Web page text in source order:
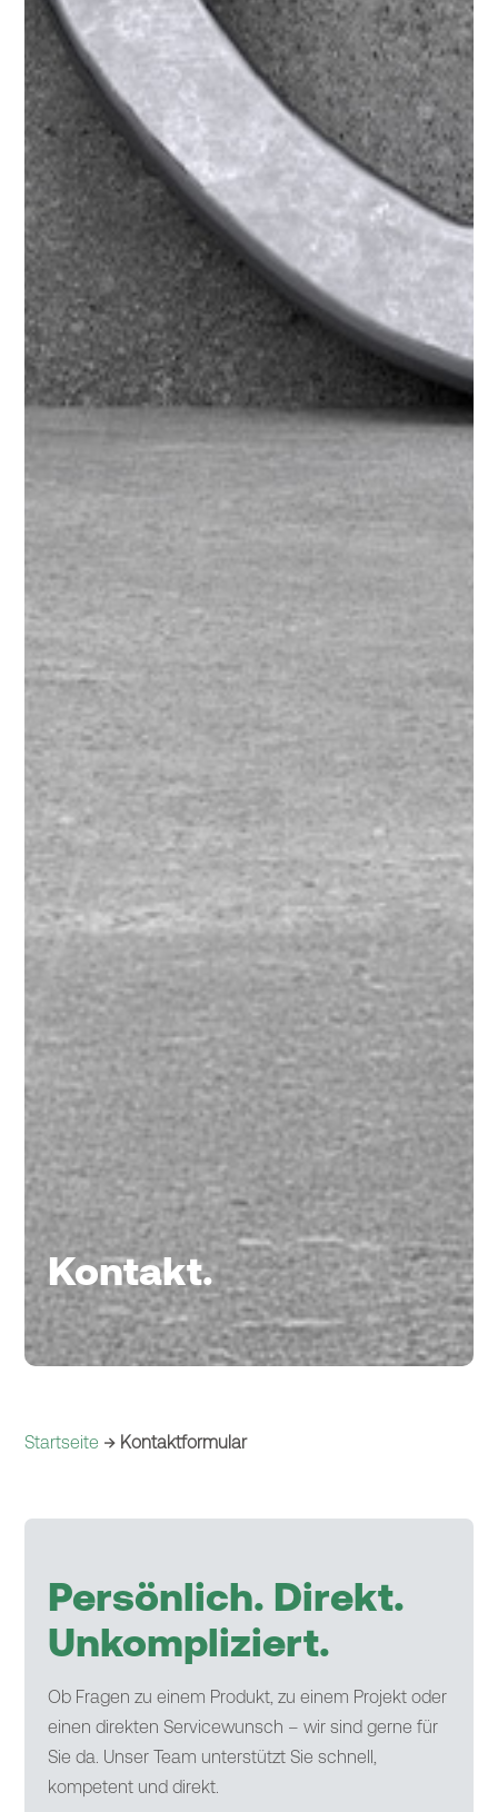
Kontakt.
Startseite → Kontaktformular
Persönlich. Direkt.
Unkompliziert.
Ob Fragen zu einem Produkt, zu einem Projekt oder
einen direkten Servicewunsch – wir sind gerne für
Sie da. Unser Team unterstützt Sie schnell,
kompetent und direkt.